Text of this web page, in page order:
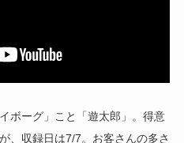
ボーグ」こと「遊太郎」。得意
、収録日は7/7。お客さんの多さ